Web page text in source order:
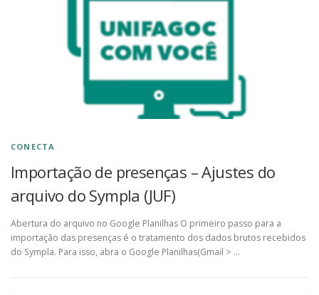
CONECTA
Importação de presenças – Ajustes do
arquivo do Sympla (JUF)
Abertura do arquivo no Google Planilhas O primeiro passo para a
importação das presenças é o tratamento dos dados brutos recebidos
do Sympla. Para isso, abra o Google Planilhas(Gmail > …